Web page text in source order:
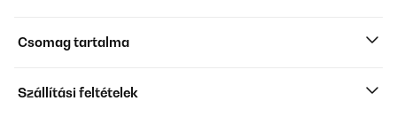
Csomag tartalma
Szállítási feltételek